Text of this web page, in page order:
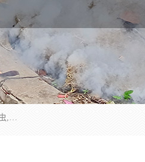
云南昆明亿之豪消杀公司是一家专业从事有害生物防治综合治理的公司，治理服务包括：灭鼠,杀虫,除虫,除蟑螂,白蚁防治,消杀等；安全环保,快速上门,价格透明,完善的售后服务,不影响您的生活工作。